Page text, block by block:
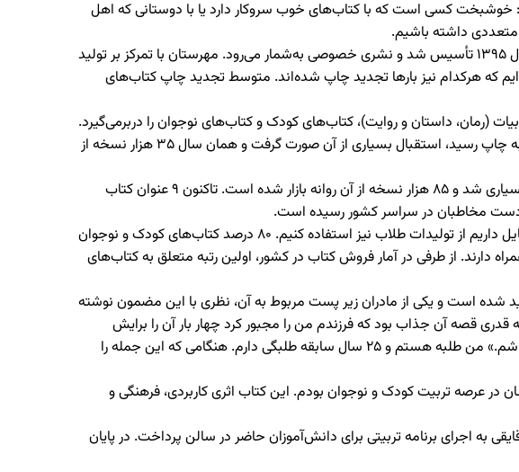
خوشبخت کسی است که با کتاب‌های خوب سروکار دارد یا با دوستانی که اهل
متعددی داشته باشیم.
وی به معرفی انتشارات مهرستان پرداخت و گفت: نشر مهرستان وابسته به مرکز احیای اندیشه و سیره علوی، سال ۱۳۹۵ تأسیس شد و نشری خصوصی به‌شمار می‌رود. مهرستان با تمرکز بر تولید
خداوند و عنایت اهل بیت(ع)، ۱۶۵ عنوان کتاب به چاپ رسانده‌ایم که هرکدام نیز بارها تجدید چاپ شده‌اند. متوسط تجدید چاپ کتاب‌های
(رمان، داستان و روایت)، کتاب‌های کودک و کتاب‌های نوجوان را دربرمی‌گیرد.
از سال ۱۳۹۹، فعالیت‌مان را در زمینه تولید آثار مرتبط با غدیر آغاز کردیم. آن زمان کتاب «سفری که پر ماجرا شد» به چاپ رسید، استقبال بسیاری از آن صورت گرفت و همان سال ۳۵ هزار نسخه از
وی ادامه داد: در سال بعد، کتاب «بچه‌ای که نمی‌خواست آدم باشد» را تولید کردیم که از این کتاب نیز استقبال بسیاری شد و ۸۵ هزار نسخه از آن روانه بازار شده است. تاکنون ۹ عنوان کتاب
حسینی اظهار کرد: در تولید قصه و داستان جذاب و هنری برای کودک و نوجوان خلأ بسیار بزرگی وجود دارد. ما تمایل داریم از تولیدات طلاب نیز استفاده کنیم. ۸۰ درصد کتاب‌های کودک و نوجوان
از طرفی در آمار فروش کتاب در کشور، اولین رتبه متعلق به کتاب‌های
شده است و یکی از مادران زیر پست مربوط به آن، نظری با این مضمون نوشته
قصه آن جذاب بود که فرزندم من را مجبور کرد چهار بار آن را برایش
بخوانم. ای کاش من هم در دوران کودکی، اين‌گونه با دین آشنا می‌شدم تا این‌همه در مقابل آن موضع نداشته باشم.» من طلبه هستم و ۲۵ سال سابقه طلبگی دارم. هنگامی که این جمله را
عرصه تربیت کودک و نوجوان بودم. این کتاب اثری کاربردی، فرهنگی و
اجرای برنامه تربیتی برای دانش‌آموزان حاضر در سالن پرداخت. در پایان